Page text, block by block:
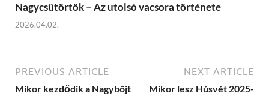
Nagycsütörtök – Az utolsó vacsora története
2026.04.02.
PREVIOUS ARTICLE
Mikor kezdődik a Nagyböjt
NEXT ARTICLE
Mikor lesz Húsvét 2025-